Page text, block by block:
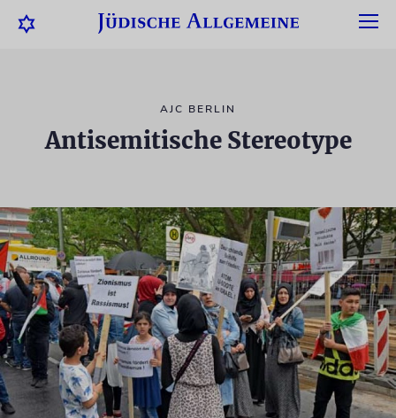
AJC BERLIN
Antisemitische Stereotype